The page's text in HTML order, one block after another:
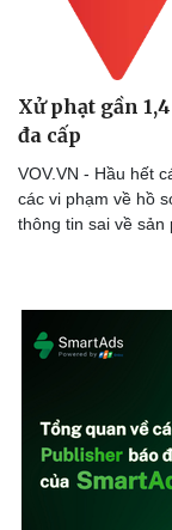
Xử phạt gần
đa cấp
VOV.VN - Hầu hết
các vi phạm về hồ
thông tin sai về sản